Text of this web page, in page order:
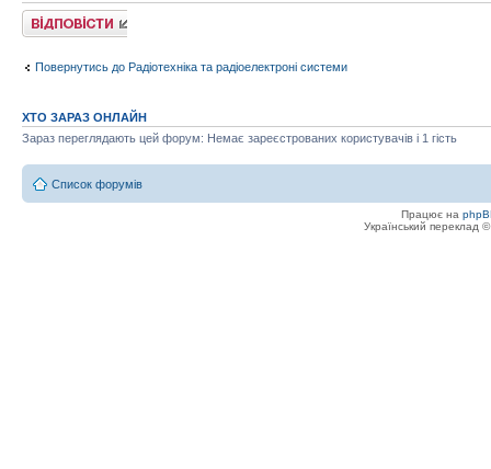
Відповісти
Повернутись до Радіотехніка та радіоелектроні системи
ХТО ЗАРАЗ ОНЛАЙН
Зараз переглядають цей форум: Немає зареєстрованих користувачів і 1 гість
Список форумів
Працює на
Український переклад